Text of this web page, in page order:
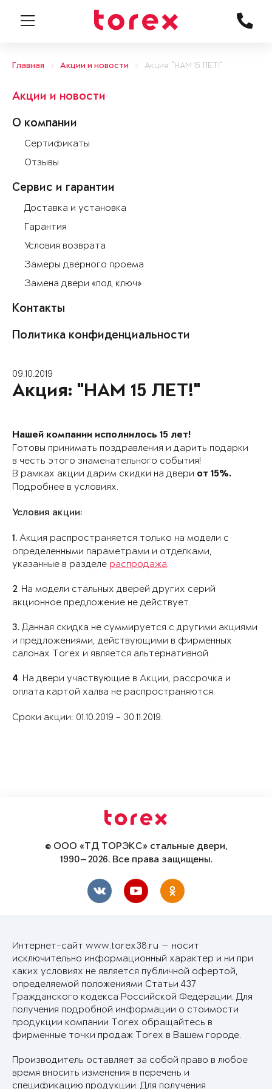
Главная Акции и новости Акция: "НАМ 15 ЛЕТ!"
Акции и новости
О компании
Сертификаты
Отзывы
Сервис и гарантии
Доставка и установка
Гарантия
Условия возврата
Замеры дверного проема
Замена двери «под ключ»
Контакты
Политика конфиденциальности
09.10.2019
Акция: "НАМ 15 ЛЕТ!"
Нашей компании исполнилось 15 лет!
Готовы принимать поздравления и дарить подарки
в честь этого знаменательного события!
В рамках акции дарим скидки на двери от 15%.
Подробнее в условиях.
Условия акции:
1. Акция распространяется только на модели с
определенными параметрами и отделками,
указанные в разделе распродажа.
2. На модели стальных дверей других серий
акционное предложение не действует.
3. Данная скидка не суммируется с другими акциями
и предложениями, действующими в фирменных
салонах Torex и является альтернативной.
4. На двери участвующие в Акции, рассрочка и
оплата картой халва не распространяются.
Сроки акции: 01.10.2019 - 30.11.2019.
© ООО «ТД ТОРЭКС» стальные двери,
1990—2026. Все права защищены.
Интернет-сайт www.torex38.ru — носит
исключительно информационный характер и ни при
каких условиях не является публичной офертой,
определяемой положениями Статьи 437
Гражданского кодекса Российской Федерации. Для
получения подробной информации о стоимости
продукции компании Torex обращайтесь в
фирменные точки продаж Torex в Вашем городе.
Производитель оставляет за собой право в любое
время вносить изменения в перечень и
спецификацию продукции. Для получения